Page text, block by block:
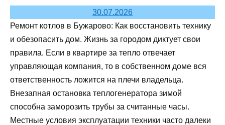
30.07.2026
Ремонт котлов в Бужарово: Как восстановить технику
и обезопасить дом. Жизнь за городом диктует свои
правила. Если в квартире за тепло отвечает
управляющая компания, то в собственном доме вся
ответственность ложится на плечи владельца.
Внезапная остановка теплогенератора зимой
способна заморозить трубы за считанные часы.
Местные условия эксплуатации техники часто далеки